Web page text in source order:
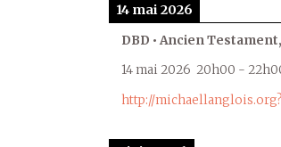
14 mai 2026
DBD • Ancien
14 mai 2026 20h00 -
http://